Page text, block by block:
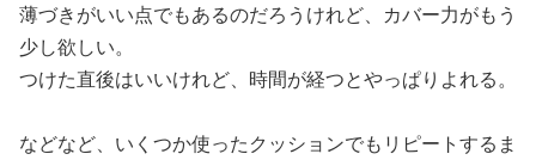
薄づきがいい点でもあるのだろうけれど、カバー力がもう
少し欲しい。
つけた直後はいいけれど、時間が経つとやっぱりよれる。
などなど、いくつか使ったクッションでもリピートするま